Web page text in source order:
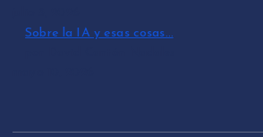
Sobre la IA y esas cosas…